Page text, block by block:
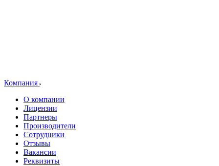
Компания
О компании
Лицензии
Партнеры
Производители
Сотрудники
Отзывы
Вакансии
Реквизиты